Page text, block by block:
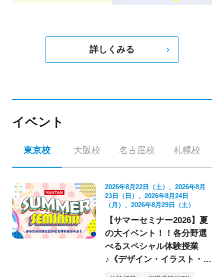
詳しくみる
イベント
東京校 大阪校 名古屋校 札幌校
2026年8月22日（土）、2026年8月
23日（日）、2026年8月24日
（月）、2026年8月29日（土）
【サマーセミナー2026】夏
の大イベント！！各分野選
べるスペシャル体験授業
♪《デザイン・イラスト・映